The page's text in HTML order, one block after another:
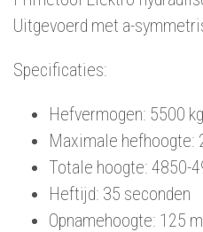
Uitgevoerd met a-
Specificaties:
Hefvermogen: 5500 kg
Maximale hefhoogte:
Totale hoogte: 4850-
Heftijd: 35 seconden
Opnamehoogte: 125